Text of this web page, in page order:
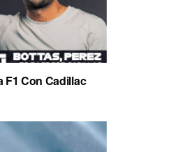
F1 Con Cadillac